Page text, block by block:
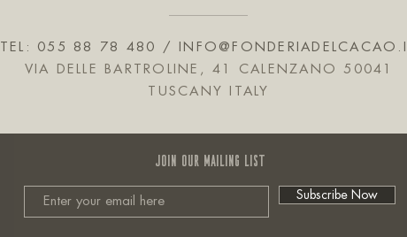
TEL: 055 88 78 480 /
VIA DELLE BARTROLINE, 41 CALENZANO 50041
TUSCANY ITALY
JOIN OUR MAILING LIST
Subscribe Now